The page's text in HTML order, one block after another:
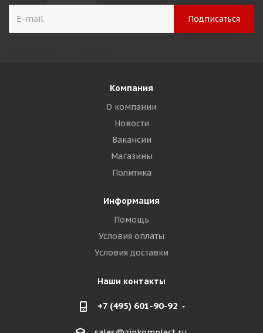
Компания
О компании
Новости
Вакансии
Магазины
Политика
Информация
Помощь
Условия оплаты
Условия доставки
Наши контакты
+7 (495) 601-90-92